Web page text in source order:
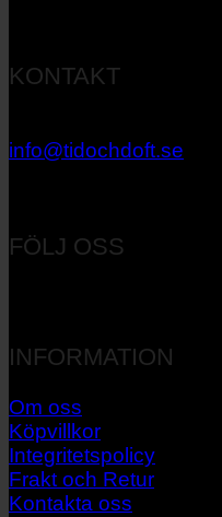
KONTAKT
info@tidochdoft.se
FÖLJ OSS
INFORMATION
Om oss
Köpvillkor
Integritetspolicy
Frakt och Retur
Kontakta oss